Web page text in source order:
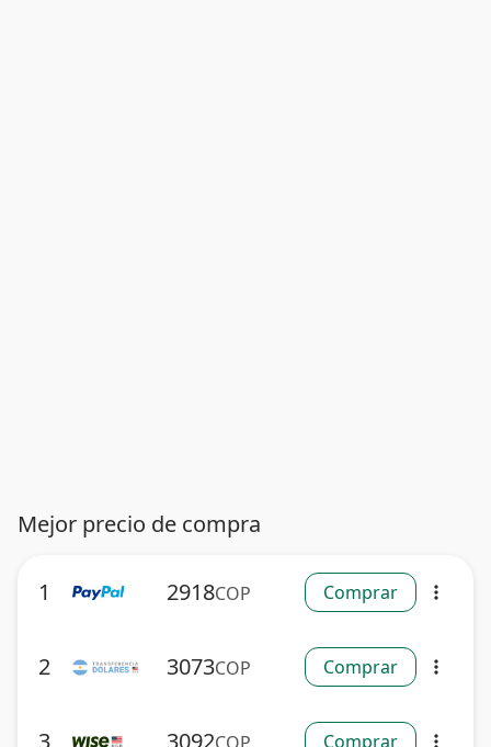
Mejor precio de compra
1 2918COP Comprar more_vert
2 3073COP Comprar more_vert
3 3092 Comprar more_vert